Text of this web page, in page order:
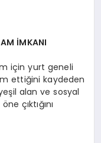
İMKANI
için yurt geneli
ettiğini kaydeden
alan ve sosyal
çıktığını